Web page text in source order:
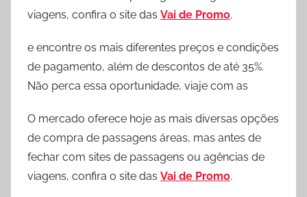
viagens, confira o site das Vai de Promo.
e encontre os mais diferentes preços e condições
de pagamento, além de descontos de até 35%.
Não perca essa oportunidade, viaje com as
O mercado oferece hoje as mais diversas opções
de compra de passagens áreas, mas antes de
fechar com sites de passagens ou agências de
viagens, confira o site das Vai de Promo.